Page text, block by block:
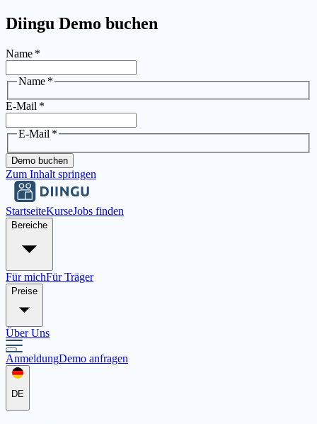
Diingu Demo buchen
Name *
Name *
E-Mail *
E-Mail *
Demo buchen
Zum Inhalt springen
StartseiteKurseJobs finden
Bereiche
Für michFür Träger
Preise
Über Uns
AnmeldungDemo anfragen
DE